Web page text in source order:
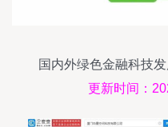
国内外绿色金融科技
更新时间：